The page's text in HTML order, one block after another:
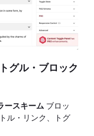
グル・ブロック
ースキーム ブロッ
ル・リンク、トグ